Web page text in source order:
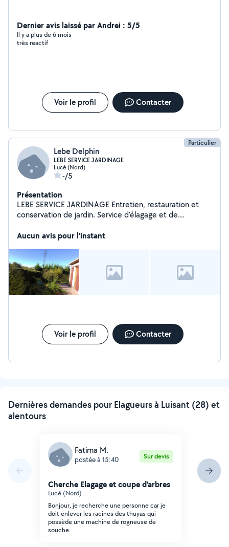
Dernier avis laissé par Andrei : 5/5
Il y a plus de 6 mois
très reactif
Voir le profil Contacter
Particulier
Lebe Delphin
LEBE SERVICE JARDINAGE
Lucé (Nord)
-/5
Présentation
LEBE SERVICE JARDINAGE Entretien, restauration et
conservation de jardin. Service d'élagage et de
cher. Chartres et 50 Km autour
Aucun avis pour l'instant
Voir le profil Contacter
Dernières demandes pour Elagueurs à Luisant (28) et
alentours
Fatima M.
postée à 15:40 Sur devis
Cherche Elagage et coupe d'arbres
Lucé (Nord)
Bonjour, je recherche une personne car je
doit enlever les racines des thuyas qui
possède une machine de rogneuse de
souche.